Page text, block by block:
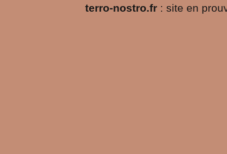
terro-nostro.fr : site en